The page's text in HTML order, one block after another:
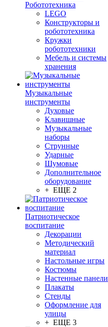
Робототехника
LEGO
Конструкторы и
робототехника
Кружки
робототехники
Мебель и системы
хранения
Музыкальные
инструменты
Духовые
Клавишные
Музыкальные
наборы
Струнные
Ударные
Шумовые
Дополнительное
оборудование
+ ЕЩЕ 2
Патриотическое
воспитание
Декорации
Методический
материал
Настольные игры
Костюмы
Настенные панели
Плакаты
Стенды
Оформление для
улицы
+ ЕЩЕ 3